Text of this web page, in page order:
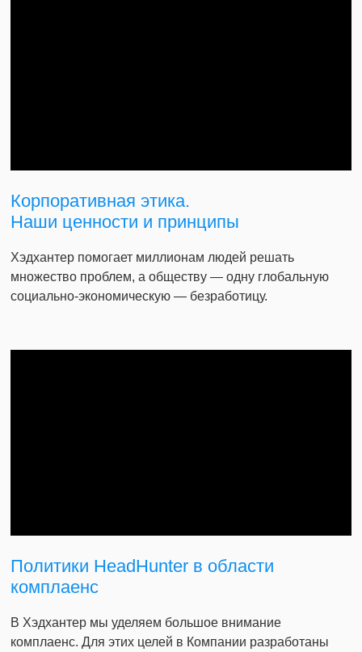
Корпоративная этика.
Наши ценности и принципы
Хэдхантер помогает миллионам людей решать
множество проблем, а обществу — одну глобальную
социально-экономическую — безработицу.
Политики HeadHunter в области
комплаенс
В Хэдхантер мы уделяем большое внимание
комплаенс. Для этих целей в Компании разработаны